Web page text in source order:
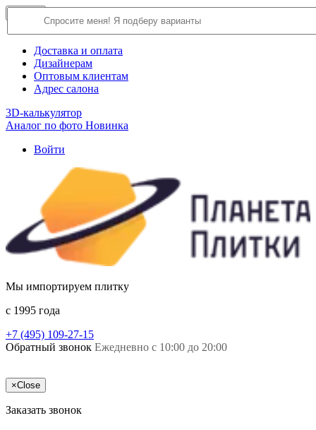
О компании
Доставка и оплата
Дизайнерам
Оптовым клиентам
Адрес салона
3D-калькулятор
Аналог по фото Новинка
Войти
Мы импортируем плитку
c 1995 года
+7 (495) 109-27-15
Обратный звонок Ежедневно с 10:00 до 20:00
×Close
Заказать звонок